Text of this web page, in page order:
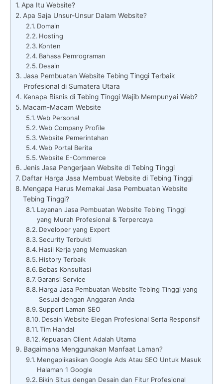
Apa Itu Website?
Apa Saja Unsur-Unsur Dalam Website?
Domain
Hosting
Konten
Bahasa Pemrograman
Desain
Jasa Pembuatan Website Tebing Tinggi Terbaik
Profesional di Sumatera Utara
Kenapa Bisnis di Tebing Tinggi Wajib Mempunyai Web?
Macam-Macam Website
Web Personal
Web Company Profile
Website Pemerintahan
Web Portal Berita
Website E-Commerce
Jenis Jasa Pengerjaan Website di Tebing Tinggi
Daftar Harga Jasa Membuat Website di Tebing Tinggi
Mengapa Harus Memakai Jasa Pembuatan Website
Tebing Tinggi?
Layanan Jasa Pembuatan Website Tebing Tinggi
yang Murah Profesional & Terpercaya
Developer yang Expert
Security Terbukti
Hasil Kerja yang Memuaskan
History Terbaik
Bebas Konsultasi
Garansi Service
Harga Jasa Pembuatan Website Tebing Tinggi yang
Sesuai dengan Anggaran Anda
Support Laman SEO
Desain Website Elegan Profesional Serta Responsif
Tim Handal
Kepuasan Client Adalah Utama
Bagaimana Menggunakan Manfaat Laman?
Mengaplikasikan Google Ads Atau SEO Untuk Masuk
Halaman 1 Google
Bikin Situs dengan Desain dan Fitur Profesional